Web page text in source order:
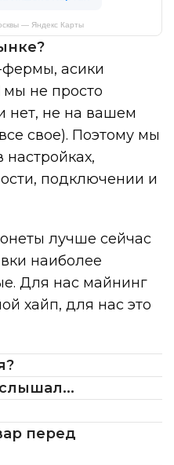
— Яндекс Карты
асики
мы не просто
нет, не на вашем
свое). Поэтому мы
подключении и
лучше сейчас
наиболее
Для нас майнинг
хайп, для нас это
перед